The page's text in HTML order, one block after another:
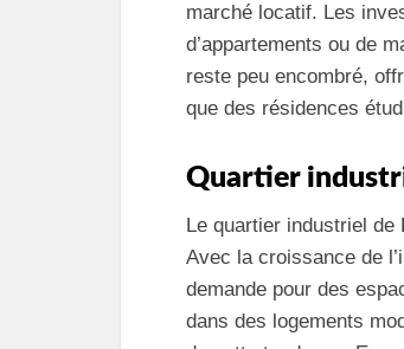
marché locatif. Les
d’appartements ou de
reste peu encombré,
que des résidences
Quartier
Le quartier industriel de
Avec la croissance de
demande pour des
dans des logements